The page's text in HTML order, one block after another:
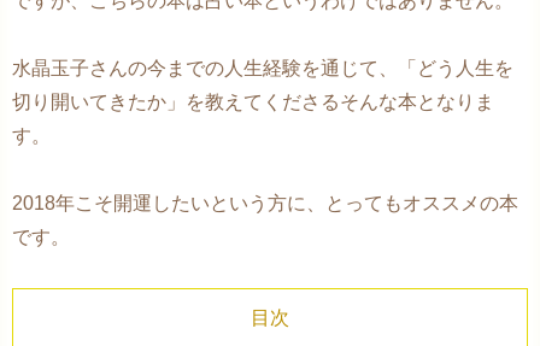
水晶玉子さんの今までの人生経験を通じて、「どう人生を
切り開いてきたか」を教えてくださるそんな本となりま
す。
2018年こそ開運したいという方に、とってもオススメの本
です。
目次